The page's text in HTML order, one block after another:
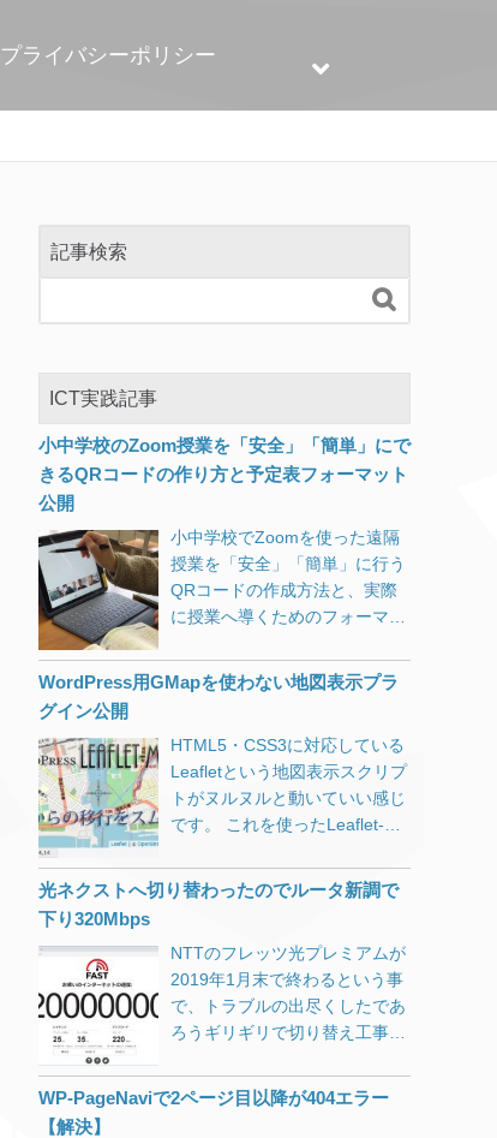
プライバシーポリシー
記事検索

ICT実践記事
小中学校のZoom授業を「安全」「簡単」にで
きるQRコードの作り方と予定表フォーマット
公開
小中学校でZoomを使った遠隔
授業を「安全」「簡単」に行う
QRコードの作成方法と、実際
に授業へ導くためのフォーマッ
WordPress用GMapを使わない地図表示プラ
グイン公開
HTML5・CSS3に対応している
Leafletという地図表示スクリプ
トがヌルヌルと動いていい感じ
です。 これを使ったLeaflet-
グインがあり、喜んで使ってみ
たのですが、場所を登録するの
のマップに一つのマーカーを表
示するのに特化した、
LatLng（経度緯度）を意識しな
いでもいいGUIタイプのプラグ
ましたので、良かったらお使い
光ネクストへ切り替わったのでルータ新調で
下り320Mbps
NTTのフレッツ光プレミアムが
2019年1月末で終わるという事
で、トラブルの出尽くしたであ
ろうギリギリで切り替え工事を
ード」と「ハイスピード隼」が
選べましたが、工事に何倍も時
WP-PageNaviで2ページ目以降が404エラー
【解決】